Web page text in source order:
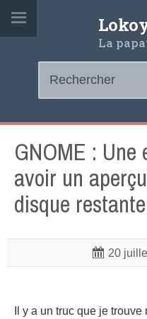
La
GNOME : Une
avoir un
disque restante
20
Il y a un truc que je